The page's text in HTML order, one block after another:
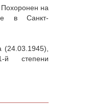
на
в Санкт-
(24.03.1945),
й степени